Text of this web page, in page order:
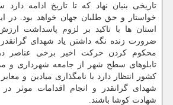
تاریخی بنیان نهاد كه تا تاریخ ادامه
خواستار و حق طلبان جهان خواهد بود. در
استان ها با تاكید بر لزوم پاسداشت
ضرورت زنده نگه داشتن یاد شهدای
محكوم كردن حركت اخیر برخی عناصر
تابلوهای سطح شهر از جامعه شهرداری و
كشور انتظار دارد با نامگذاری میادین و
شهدای گرانقدر و انجام اقدامات موثر در
شهادت كوشا باشند.